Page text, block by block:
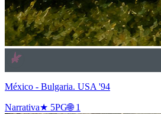
México - Bulgaria. USA '94
Narrativa★ 5PG🌐1